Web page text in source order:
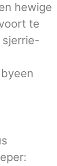
hewige
te
sjerrie-